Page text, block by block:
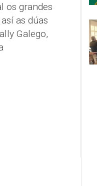
os grandes
as dúas
Galego,